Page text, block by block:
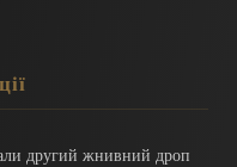
другий жнивний дроп